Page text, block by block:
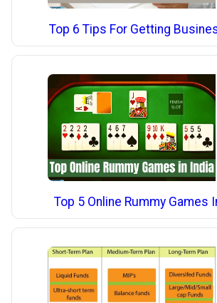
Top 6 Tips For Getting
Top 5 Online Rummy Games